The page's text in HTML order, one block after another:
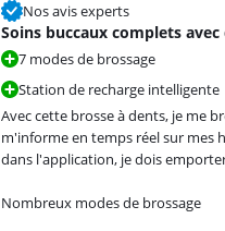
Nos avis experts
Soins buccaux complets
7 modes de brossage
Station de recharge intelligente
Avec cette brosse à dents, je me
m'informe en temps réel sur mes
dans l'application, je dois
Nombreux modes de brossage